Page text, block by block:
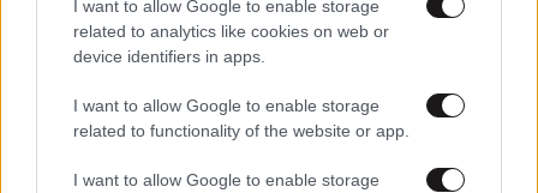
I want to allow Google to enable storage
related to analytics like cookies on web or
device identifiers in apps.
I want to allow Google to enable storage
related to functionality of the website or app.
I want to allow Google to enable storage
ΠΡΟΣΘΕΣΤΕ ΤΟ ΣΧΟΛΙΟ ΣΑΣ